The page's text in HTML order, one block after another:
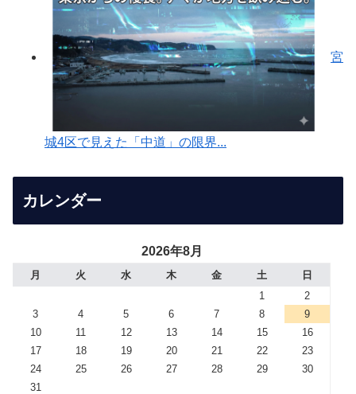
宮
城4区で見えた「中道」の限界...
カレンダー
2026年8月
月 火 水 木 金 土
日
1
2
3
4 5 6 7 8
9
10
11 12 13 14 15
16
17
18 19 20 21 22
23
24
25 26 27 28 29
30
31